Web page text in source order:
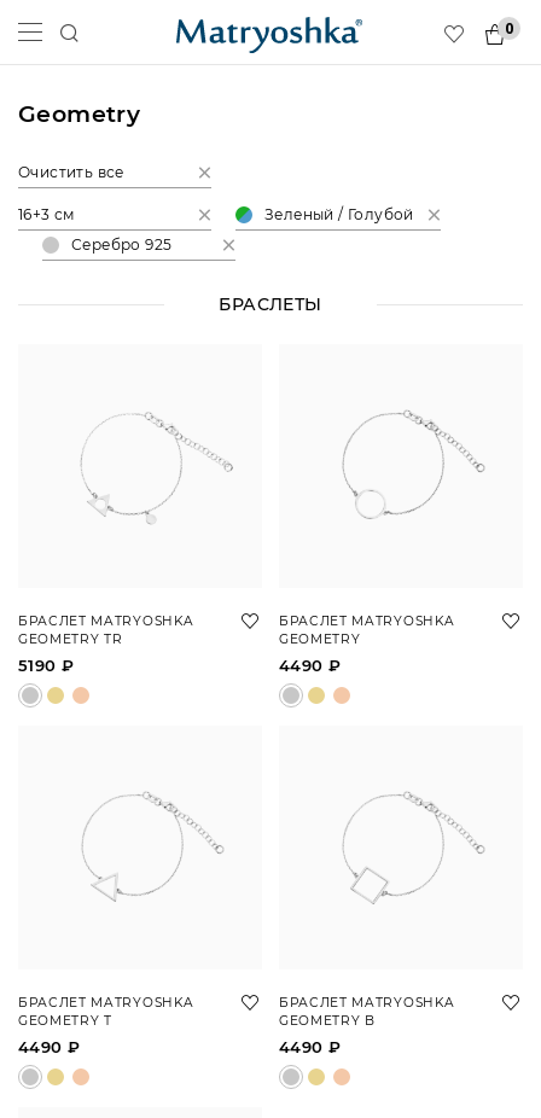
0
Geometry
Очистить все
16+3 см
Зеленый / Голубой
Серебро 925
БРАСЛЕТЫ
БРАСЛЕТ MATRYOSHKA
GEOMETRY TR
5190 ₽
БРАСЛЕТ MATRYOSHKA
GEOMETRY
4490 ₽
БРАСЛЕТ MATRYOSHKA
GEOMETRY T
4490 ₽
БРАСЛЕТ MATRYOSHKA
GEOMETRY B
4490 ₽